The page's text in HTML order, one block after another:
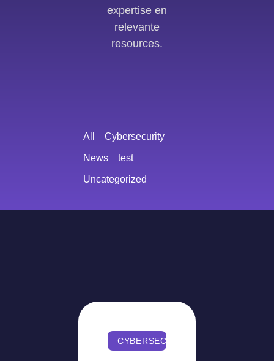
expertise en
relevante
resources.
Cybersecurity
News test
Uncategorized
All
CYBERSECURITY